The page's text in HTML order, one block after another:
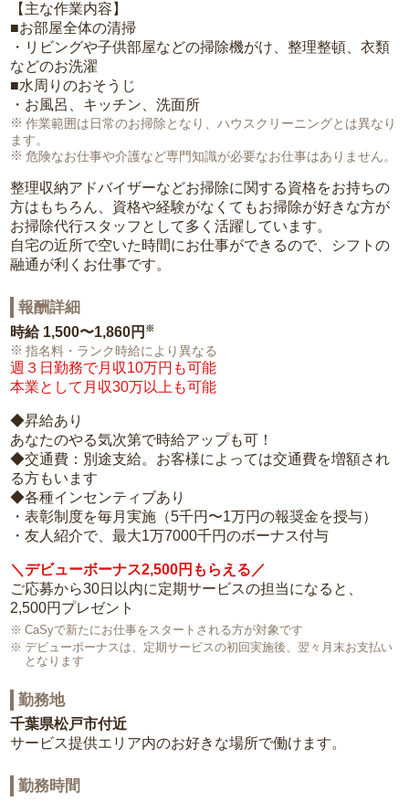
【主な作業内容】
■お部屋全体の清掃
・リビングや子供部屋などの掃除機がけ、整理整頓、衣類
などのお洗濯
■水周りのおそうじ
・お風呂、キッチン、洗面所
作業範囲は日常のお掃除となり、ハウスクリーニングとは異なり
ます。
危険なお仕事や介護など専門知識が必要なお仕事はありません。
整理収納アドバイザーなどお掃除に関する資格をお持ちの
方はもちろん、資格や経験がなくてもお掃除が好きな方が
お掃除代行スタッフとして多く活躍しています。
自宅の近所で空いた時間にお仕事ができるので、シフトの
融通が利くお仕事です。
報酬詳細
時給 1,500〜1,860円 ※
指名料・ランク時給により異なる
週３日勤務で月収10万円も可能
本業として月収30万以上も可能
◆昇給あり
あなたのやる気次第で時給アップも可！
◆交通費：別途支給。お客様によっては交通費を増額され
る方もいます
◆各種インセンティブあり
・表彰制度を毎月実施（5千円〜1万円の報奨金を授与）
・友人紹介で、最大1万7000千円のボーナス付与
＼デビューボーナス2,500円もらえる／
ご応募から30日以内に定期サービスの担当になると、
2,500円プレゼント
CaSyで新たにお仕事をスタートされる方が対象です
デビューボーナスは、定期サービスの初回実施後、翌々月末お支払い
となります
勤務地
千葉県松戸市付近
サービス提供エリア内のお好きな場所で働けます。
勤務時間